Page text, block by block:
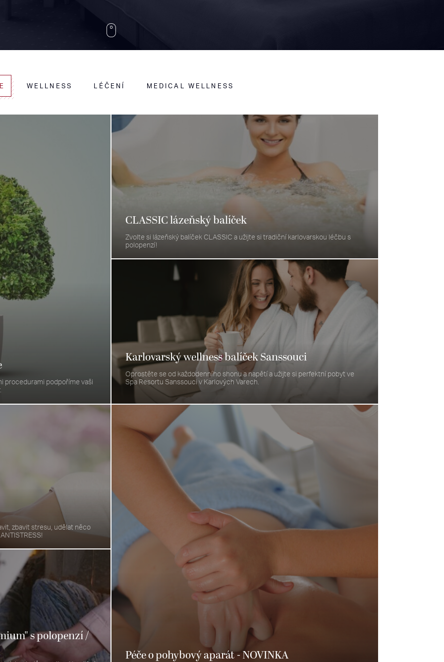
WELLNESS LÉČENÍ MEDICAL WELLNESS
procedurami podpoříme vaši
CLASSIC lázeňský balíček
Zvolte si lázeňský balíček CLASSIC a užijte si tradiční karlovarskou léčbu s
polopenzí!
Karlovarský wellness balíček Sanssouci
Oprostěte se od každodenního shonu a napětí a užijte si perfektní pobyt ve
Spa Resortu Sanssouci v Karlových Varech.
zbavit stresu, udělat něco
Péče o pohybový aparát - NOVINKA
s polopenzí /